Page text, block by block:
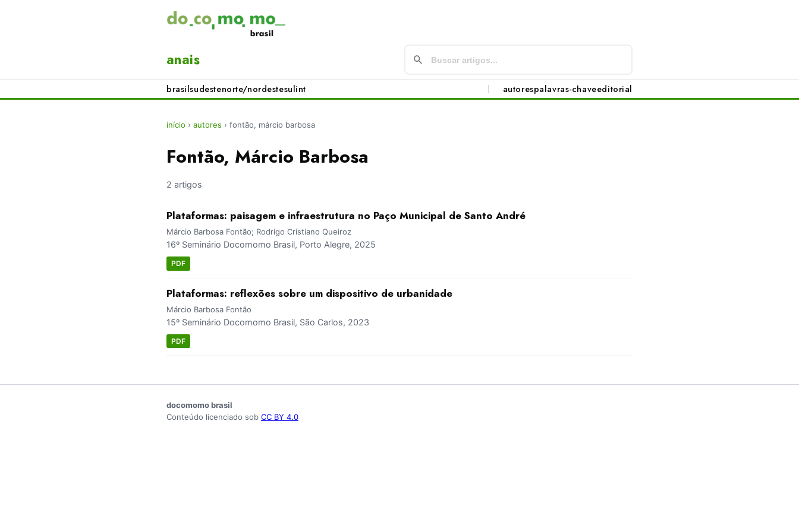
anais
brasilsudestenorte/nordestesulint autorespalavras-chaveeditorial
início › autores › fontão, márcio barbosa
Fontão, Márcio Barbosa
2 artigos
Plataformas: paisagem e infraestrutura no Paço Municipal de Santo André
Márcio Barbosa Fontão; Rodrigo Cristiano Queiroz
16º Seminário Docomomo Brasil, Porto Alegre, 2025
PDF
Plataformas: reflexões sobre um dispositivo de urbanidade
Márcio Barbosa Fontão
15º Seminário Docomomo Brasil, São Carlos, 2023
PDF
docomomo brasil
Conteúdo licenciado sob CC BY 4.0